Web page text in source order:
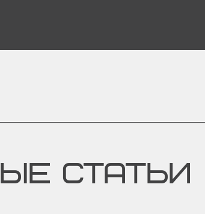
СТАТЬИ